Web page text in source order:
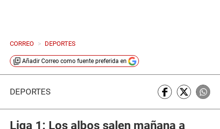
CORREO > DEPORTES
Añadir Correo como fuente preferida en
DEPORTES
Liga 1: Los albos salen mañana a